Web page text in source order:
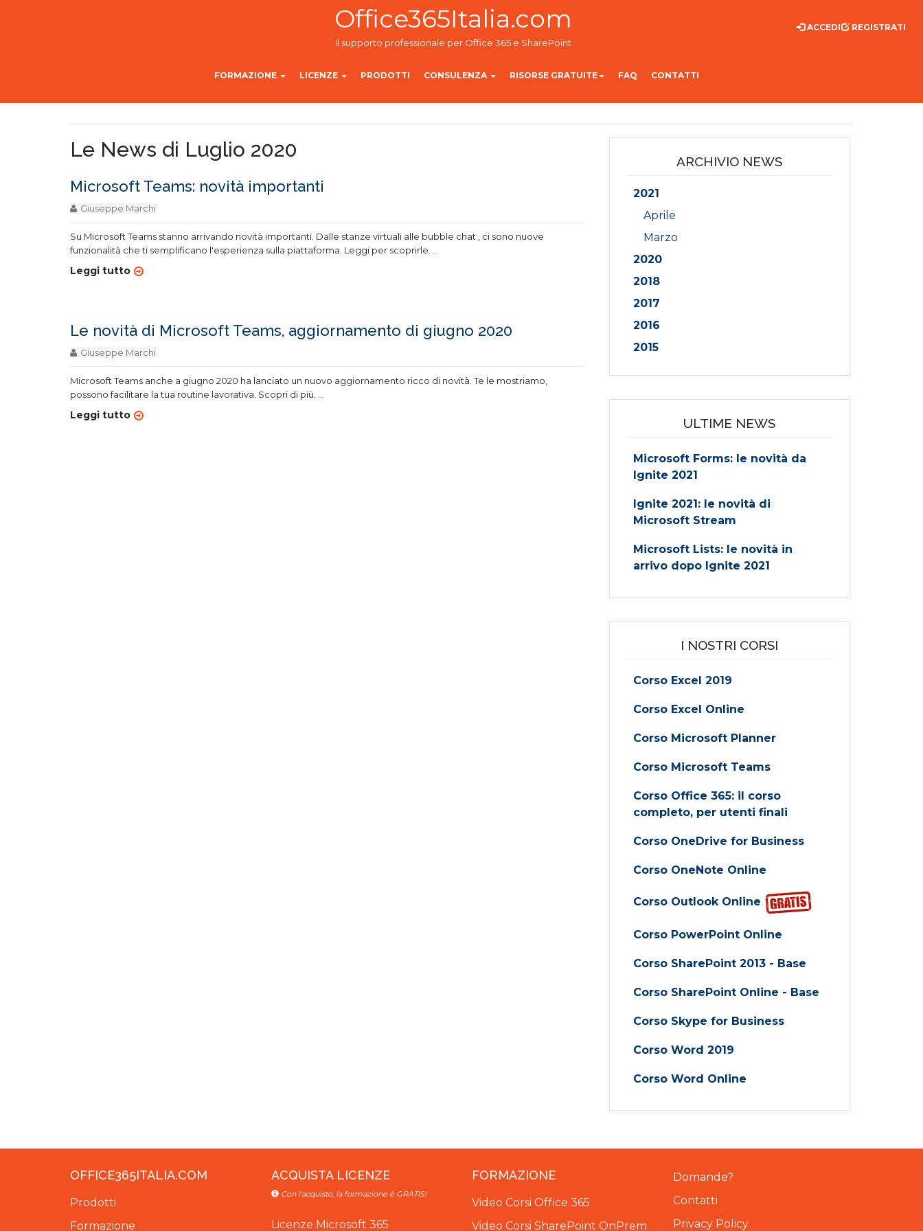
Office365Italia.com
Il supporto professionale per Office 365 e SharePoint
FORMAZIONE LICENZE PRODOTTI CONSULENZA RISORSE GRATUITE FAQ CONTATTI
REGISTRATI
ACCEDI
Le News di Luglio 2020
Microsoft Teams: novità importanti
Giuseppe Marchi
Su Microsoft Teams stanno arrivando novità importanti. Dalle stanze virtuali alle bubble chat , ci sono nuove
funzionalità che ti semplificano l'esperienza sulla piattaforma. Leggi per scoprirle.
Leggi tutto
Le novità di Microsoft Teams, aggiornamento di giugno 2020
Giuseppe Marchi
Microsoft Teams anche a giugno 2020 ha lanciato un nuovo aggiornamento ricco di novità. Te le mostriamo,
possono facilitare la tua routine lavorativa. Scopri di più.
Leggi tutto
ARCHIVIO NEWS
2021
Aprile
Marzo
2020
2018
2017
2016
2015
ULTIME NEWS
Microsoft Forms: le novità da
Ignite 2021
Ignite 2021: le novità di
Microsoft Stream
Microsoft Lists: le novità in
arrivo dopo Ignite 2021
I NOSTRI CORSI
Corso Excel 2019
Corso Excel Online
Corso Microsoft Planner
Corso Microsoft Teams
Corso Office 365: il corso
completo, per utenti finali
Corso OneDrive for Business
Corso OneNote Online
Corso Outlook Online
Corso PowerPoint Online
Corso SharePoint 2013 - Base
Corso SharePoint Online - Base
Corso Skype for Business
Corso Word 2019
Corso Word Online
OFFICE365ITALIA.COM
Prodotti
Formazione
ACQUISTA LICENZE
Con l'acquisto, la formazione è GRATIS!
Licenze Microsoft 365
FORMAZIONE
Video Corsi Office 365
Video Corsi SharePoint OnPrem
Domande?
Contatti
Privacy Policy